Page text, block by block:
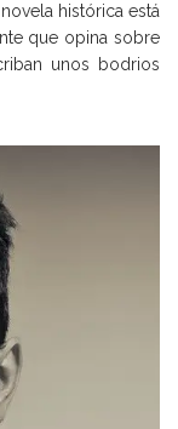
histórica está
que opina sobre
unos bodrios